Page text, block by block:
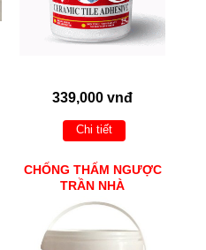
339,000 vnđ
Chi tiết
CHỐNG THẤM NGƯỢC
TRẦN NHÀ